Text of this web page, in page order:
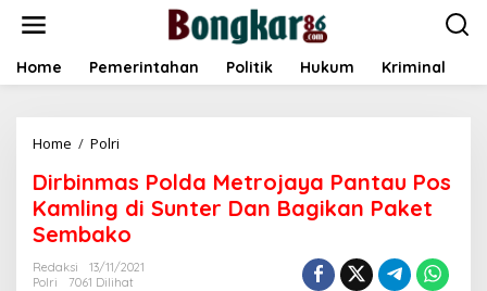
t
Home Pemerintahan Politik Hukum Kriminal
Home / Polri
r
b
n
m
a
Dirbinmas Polda Metrojaya Pantau Pos
Kamling di Sunter Dan Bagikan Paket
Sembako
Redaksi
13/11/2021
Polri
7061 Dilihat